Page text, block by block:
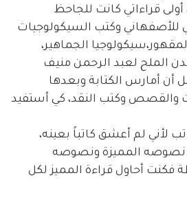
قراءاتي كانت للجاحظ
للأصفهاني وكتب السيكولوجيات
الجماهير،
الملح لعبد الرحمن منيف
أن أمارس الكتابة وبعدها
والقصص وكتب النقد، كي أستفيد
لأني لم أعشق كاتباً بعينه،
نصوصه المميزة ونصوصه
فكنت أحاول قراءة المميز لكل